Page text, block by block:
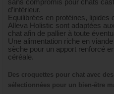
sans compromis pour chats
d’intérieur.
Equilibrées en protéines, lipides
Alleva Holistic sont adaptées
chat afin de pallier à toute
Une alimentation riche en
sèche pour un apport renforcé
céréale.
Des croquettes pour chat avec
sélectionnées pour un bien-être